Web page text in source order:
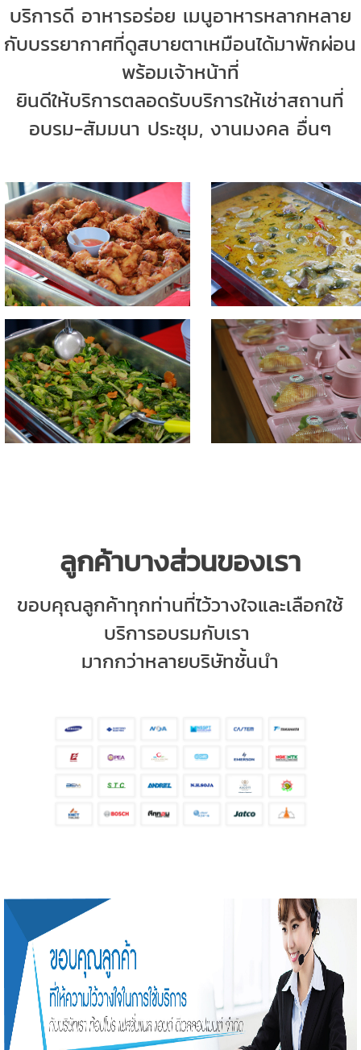
บริการดี อาหารอร่อย เมนูอาหารหลากหลาย
กับบรรยากาศที่ดูสบายตาเหมือนได้มาพักผ่อน
พร้อมเจ้าหน้าที่
ยินดีให้บริการตลอดรับบริการให้เช่าสถานที่
อบรม-สัมมนา ประชุม, งานมงคล อื่นๆ
ลูกค้าบางส่วนของเรา
ขอบคุณลูกค้าทุกท่านที่ไว้วางใจและเลือกใช้
บริการอบรมกับเรา
มากกว่าหลายบริษัทชั้นนำ